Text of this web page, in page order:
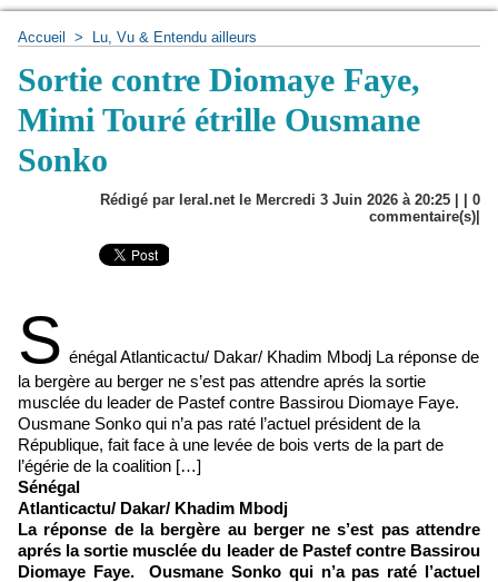
Accueil > Lu, Vu & Entendu ailleurs
Sortie contre Diomaye Faye,
Mimi Touré étrille Ousmane
Sonko
Rédigé par leral.net le Mercredi 3 Juin 2026 à 20:25 | | 0
commentaire(s)|
S énégal Atlanticactu/ Dakar/ Khadim Mbodj La réponse de
la bergère au berger ne s’est pas attendre aprés la sortie
musclée du leader de Pastef contre Bassirou Diomaye Faye.
Ousmane Sonko qui n’a pas raté l’actuel président de la
République, fait face à une levée de bois verts de la part de
l’égérie de la coalition […]
Sénégal
Atlanticactu/ Dakar/ Khadim Mbodj
La réponse de la bergère au berger ne s’est pas attendre
aprés la sortie musclée du leader de Pastef contre Bassirou
Diomaye Faye. Ousmane Sonko qui n’a pas raté l’actuel